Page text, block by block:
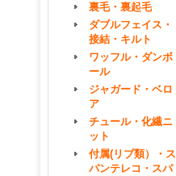
裏毛・裏起毛
ダブルフェイス・
接結・キルト
ワッフル・ダンボ
ール
ジャガード・ベロ
ア
チュール・化繊ニ
ット
付属(リブ類）・ス
パンテレコ・スパ